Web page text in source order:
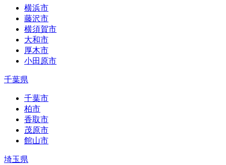
横浜市
藤沢市
横須賀市
大和市
厚木市
小田原市
千葉県
千葉市
柏市
香取市
茂原市
館山市
埼玉県